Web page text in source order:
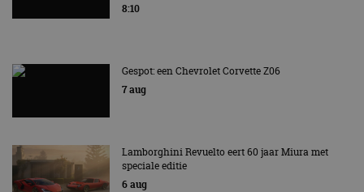
8:10
Gespot: een Chevrolet Corvette Z06
7 aug
Lamborghini Revuelto eert 60 jaar Miura met
speciale editie
6 aug